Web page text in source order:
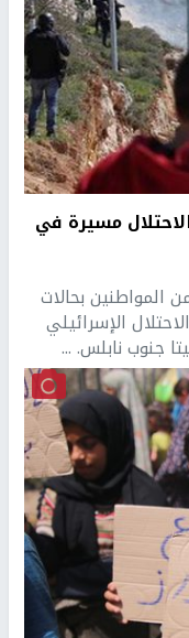
مسيرة في
المواطنين بحالات
الإسرائيلي
جنوب نابلس. ...